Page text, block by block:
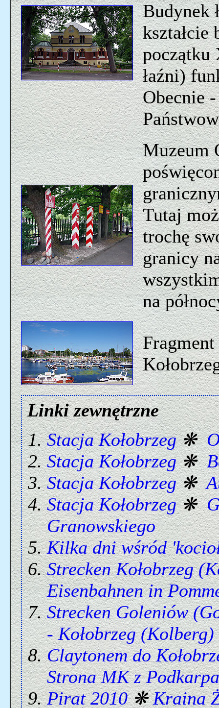
Budynek
kształcie
łaźni)
Obecnie
Muzeum
Tutaj
trochę
granicy
na
Linki zewnętrzne
Stacja Kołobrzeg❋
Stacja Kołobrzeg❋
Stacja Kołobrzeg❋
Stacja Kołobrzeg❋
Granowskiego
Kilka dni wśród
Strecken Kołobrzeg
Eisenbahnen in
Strecken Goleniów
- Kołobrzeg (Kolberg)
Claytonem do
Strona MK z
Pirat 2010❋Kraina